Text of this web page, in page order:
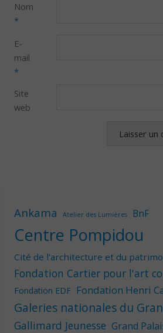
Nom
*
E-
mail
*
Site
web
Ankama Atelier des Lumières BnF
Centre Pompidou
Cité de l'architecture et du
Fondation Cartier pour l'art
Fondation EDF Fondation Henri
Galeries nationales du
Gallimard Jeunesse Grand